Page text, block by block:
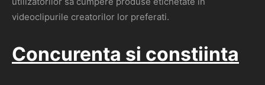
videoclipurile creatorilor lor preferati.
Concurenta si constiinta